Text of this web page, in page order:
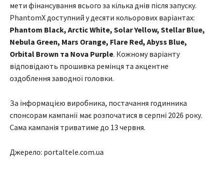
мети фінансування всього за кілька днів після запуску.
PhantomX доступний у десяти кольорових варіантах:
Phantom Black, Arctic White, Solar Yellow, Stellar Blue,
Nebula Green, Mars Orange, Flare Red, Abyss Blue,
Orbital Brown та Nova Purple. Кожному варіанту
відповідають прошивка ремінця та акцентне
оздоблення заводної головки.
За інформацією виробника, постачання годинника
спонсорам кампанії має розпочатися в серпні 2026 року.
Сама кампанія триватиме до 13 червня.
Джерело: portaltele.com.ua